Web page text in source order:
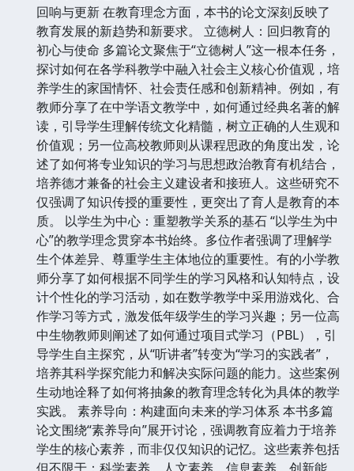
回响与更新 在教育理念方面，本书的论文深刻反映了
教育发展的新趋势和新要求。 立德树人：回归教育的
初心与使命 多篇论文聚焦于“立德树人”这一根本任务，
探讨如何在各学科教学中融入社会主义核心价值观，培
养学生的家国情怀、社会责任感和创新精神。例如，有
教师分享了在中学语文教学中，如何通过经典名著的解
读，引导学生理解传统文化精髓，树立正确的人生观和
价值观；另一位高校教师则从课程思政的角度出发，论
述了如何将专业知识的学习与思想政治教育有机结合，
培养德才兼备的社会主义建设者和接班人。这些研究不
仅强调了知识传授的重要性，更突出了育人是教育的本
质。 以学生为中心：重塑教学关系的基石 “以学生为中
心”的教学理念贯穿本书始终。多位作者强调了理解学
生个体差异、尊重学生主体地位的重要性。有的小学教
师分享了如何根据不同学生的学习风格和认知特点，设
计个性化的学习活动，如在数学教学中采用游戏化、合
作学习等方式，激发低年级学生的学习兴趣；另一位高
中生物教师则阐述了如何通过项目式学习（PBL），引
导学生自主探究，从“听讲者”转变为“学习的实践者”，
培养其科学探究能力和解决实际问题的能力。这些案例
生动地诠释了如何将抽象的教育理念转化为具体的教学
实践。 素养导向：构建面向未来的学习体系 本书多篇
论文围绕“素养导向”展开讨论，强调教育应着力于培养
学生的核心素养，而非仅仅知识的记忆。这些素养包括